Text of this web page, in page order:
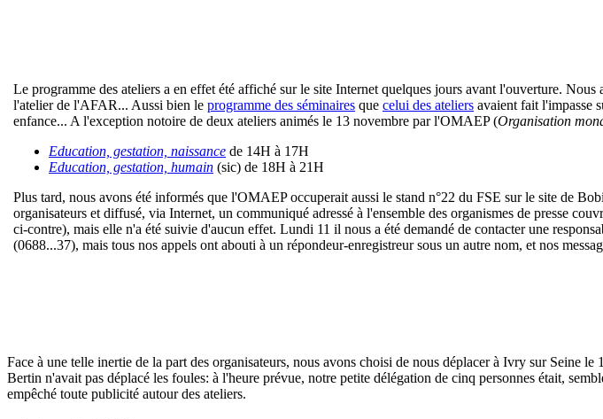
Le programme des ateliers a en effet été affiché sur le site Internet quelques jours avant l'ouverture.
l'atelier de l'AFAR... Aussi bien le programme des séminaires que celui des ateliers avaient fait l'impasse
enfance... A l'exception notoire de deux ateliers animés le 13 novembre par l'OMAEP (Organisation
Education, gestation, naissance de 14H à 17H
Education, gestation, humain (sic) de 18H à 21H
Plus tard, nous avons été informés que l'OMAEP occuperait aussi le stand n°22 du FSE sur le site de
organisateurs et diffusé, via Internet, un communiqué adressé à l'ensemble des organismes de presse
ci-contre), mais elle n'a été suivie d'aucun effet. Lundi 11 il nous a été demandé de contacter une
(0688...37), mais tous nos appels ont abouti à un répondeur-enregistreur sous un autre nom, et nos
Face à une telle inertie de la part des organisateurs, nous avons choisi de nous déplacer à Ivry sur Seine
Bertin n'avait pas déplacé les foules: à l'heure prévue, notre petite délégation de cinq personnes était,
empêché toute publicité autour des ateliers.